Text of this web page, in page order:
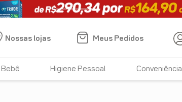
Nossas lojas
Meus Pedidos
Bebê Higiene Pessoal Conveniência